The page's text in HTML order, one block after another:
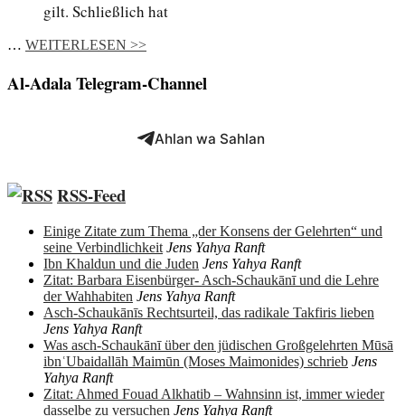
gilt. Schließlich hat
… WEITERLESEN >>
Al-Adala Telegram-Channel
Ahlan wa Sahlan
RSS-Feed
Einige Zitate zum Thema „der Konsens der Gelehrten“ und
seine Verbindlichkeit Jens Yahya Ranft
Ibn Khaldun und die Juden Jens Yahya Ranft
Zitat: Barbara Eisenbürger- Asch-Schaukānī und die Lehre
der Wahhabiten Jens Yahya Ranft
Asch-Schaukānīs Rechtsurteil, das radikale Takfiris lieben
Jens Yahya Ranft
Was asch-Schaukānī über den jüdischen Großgelehrten Mūsā
ibnʿUbaidallāh Maimūn (Moses Maimonides) schrieb Jens
Yahya Ranft
Zitat: Ahmed Fouad Alkhatib – Wahnsinn ist, immer wieder
dasselbe zu versuchen Jens Yahya Ranft